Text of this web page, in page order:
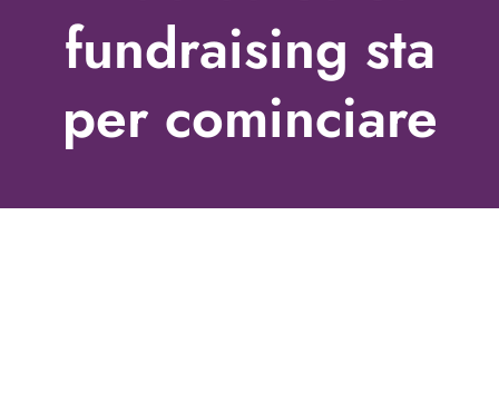
Multimedia
Come contattarci
fundraising sta
per cominciare